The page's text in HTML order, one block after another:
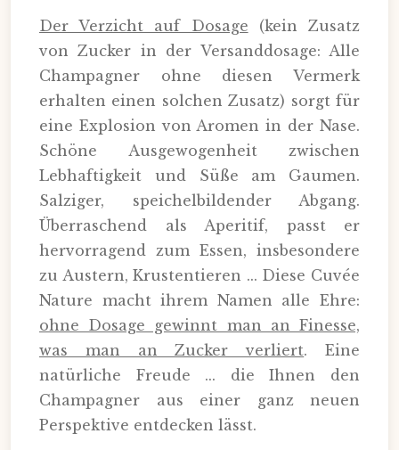
Der Verzicht auf Dosage (kein Zusatz
von Zucker in der Versanddosage: Alle
Champagner ohne diesen Vermerk
erhalten einen solchen Zusatz) sorgt für
eine Explosion von Aromen in der Nase.
Schöne Ausgewogenheit zwischen
Lebhaftigkeit und Süße am Gaumen.
Salziger, speichelbildender Abgang.
Überraschend als Aperitif, passt er
hervorragend zum Essen, insbesondere
zu Austern, Krustentieren ... Diese Cuvée
Nature macht ihrem Namen alle Ehre:
ohne Dosage gewinnt man an Finesse,
was man an Zucker verliert. Eine
natürliche Freude ... die Ihnen den
Champagner aus einer ganz neuen
Perspektive entdecken lässt.